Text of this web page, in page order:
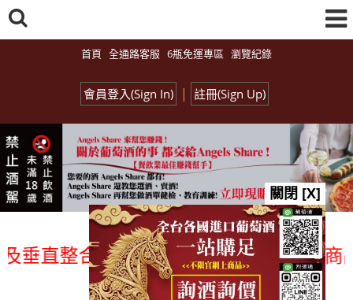
首頁 全通路客服 6瓶免運專區 瀏覽紀錄
會員登入(Sign In) | 註冊(Sign Up)
整合、一次購足」各國進口酒類商品
關閉 [X]